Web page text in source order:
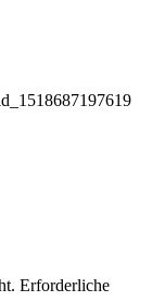
Erforderliche